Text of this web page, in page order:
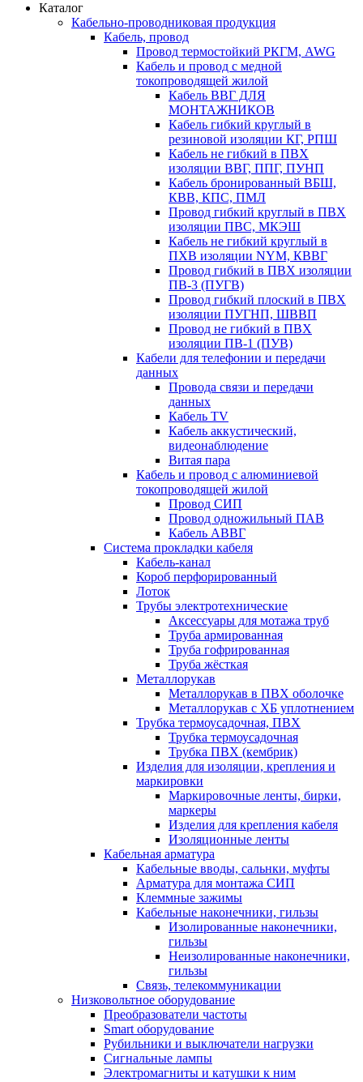
Каталог
Кабельно-проводниковая продукция
Кабель, провод
Провод термостойкий РКГМ, AWG
Кабель и провод с медной
токопроводящей жилой
Кабель ВВГ ДЛЯ
МОНТАЖНИКОВ
Кабель гибкий круглый в
резиновой изоляции КГ, РПШ
Кабель не гибкий в ПВХ
изоляции ВВГ, ППГ, ПУНП
Кабель бронированный ВБШ,
КВВ, КПС, ПМЛ
Провод гибкий круглый в ПВХ
изоляции ПВС, МКЭШ
Кабель не гибкий круглый в
ПХВ изоляции NYM, КВВГ
Провод гибкий в ПВХ изоляции
ПВ-3 (ПУГВ)
Провод гибкий плоский в ПВХ
изоляции ПУГНП, ШВВП
Провод не гибкий в ПВХ
изоляции ПВ-1 (ПУВ)
Кабели для телефонии и передачи
данных
Провода связи и передачи
данных
Кабель TV
Кабель аккустический,
видеонаблюдение
Витая пара
Кабель и провод с алюминиевой
токопроводящей жилой
Провод СИП
Провод одножильный ПАВ
Кабель АВВГ
Система прокладки кабеля
Кабель-канал
Короб перфорированный
Лоток
Трубы электротехнические
Аксессуары для мотажа труб
Труба армированная
Труба гофрированная
Труба жёсткая
Металлорукав
Металлорукав в ПВХ оболочке
Металлорукав с ХБ уплотнением
Трубка термоусадочная, ПВХ
Трубка термоусадочная
Трубка ПВХ (кембрик)
Изделия для изоляции, крепления и
маркировки
Маркировочные ленты, бирки,
маркеры
Изделия для крепления кабеля
Изоляционные ленты
Кабельная арматура
Кабельные вводы, сальнки, муфты
Арматура для монтажа СИП
Клеммные зажимы
Кабельные наконечники, гильзы
Изолированные наконечники,
гильзы
Неизолированные наконечники,
гильзы
Связь, телекоммуникации
Низковольтное оборудование
Преобразователи частоты
Smart оборудование
Рубильники и выключатели нагрузки
Сигнальные лампы
Электромагниты и катушки к ним